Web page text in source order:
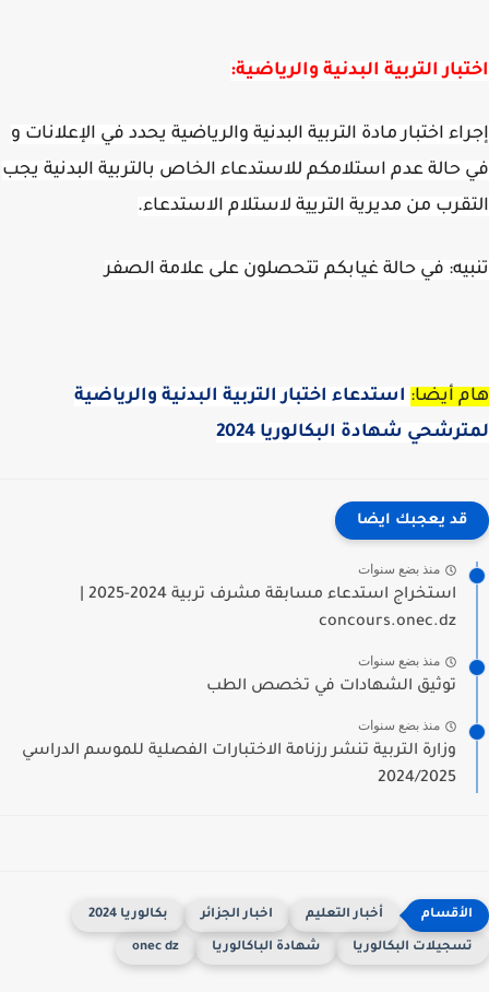
التربية البدنية والرياضية:
اختبار مادة التربية البدنية والرياضية يحدد في الإعلانات و
عدم استلامكم للاستدعاء الخاص بالتربية البدنية يجب
من مديرية التريية لاستلام الاستدعاء.
في حالة غيابكم تتحصلون على علامة الصفر
أيضا: استدعاء اختبار التربية البدنية والرياضية
شهادة البكالوريا 2024
قد يعجبك ايضا
منذ بضع سنوات
استخراج استدعاء مسابقة مشرف تربية 2024-2025 |
concours.onec.dz
منذ بضع سنوات
توثيق الشهادات في تخصص الطب
منذ بضع سنوات
وزارة التربية تنشر رزنامة الاختبارات الفصلية للموسم الدراسي
2024/2025
أخبار التعليم اخبار الجزائر بكالوريا 2024
البكالوريا شهادة الباكالوريا onec dz